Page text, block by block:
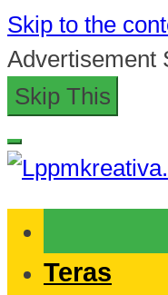
Skip to the
Advertisement
Skip This
Teras